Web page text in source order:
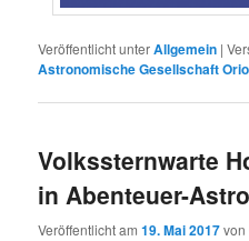
Veröffentlicht unterAllgemein |
Astronomische Gesellschaft
Volkssternwarte
in Abenteuer-
Veröffentlicht am19. Mai 2017von